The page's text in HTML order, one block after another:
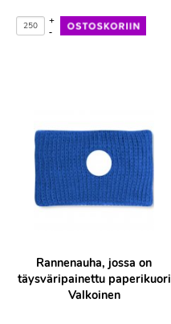
-
+
Rannenauha, jossa on
täysväripainettu paperikuori
Valkoinen